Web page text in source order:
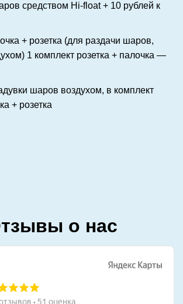
средством Hi-float + 10 рублей к
+ розетка (для раздачи шаров,
1 комплект розетка + палочка —
шаров воздухом, в комплект
палочка + розетка
о нас